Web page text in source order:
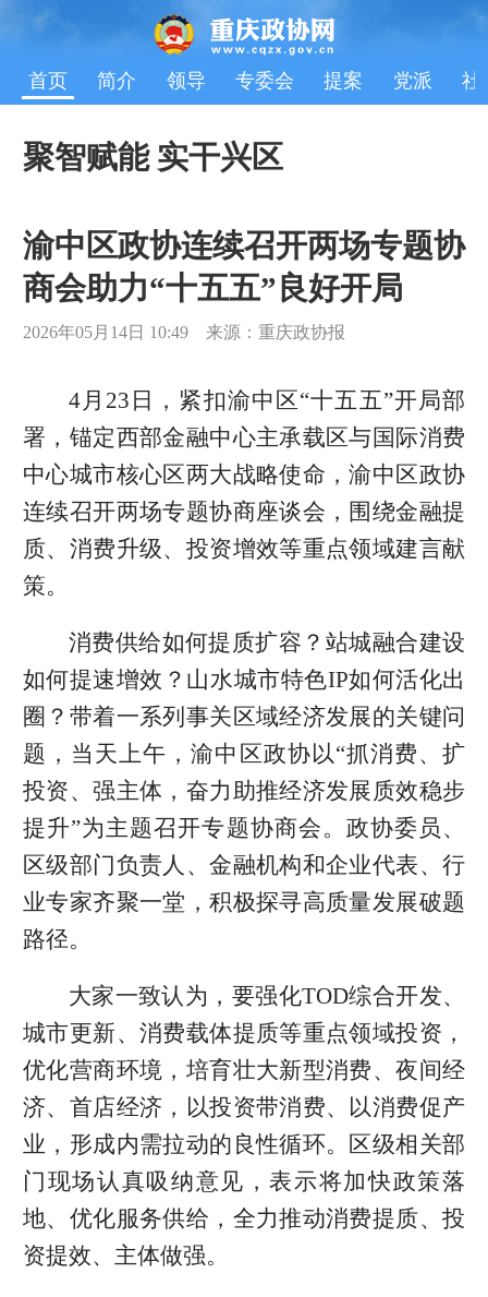
首页 简介 领导 专委会 提案 党派 社
聚智赋能 实干兴区
渝中区政协连续召开两场专题协
商会助力“十五五”良好开局
2026年05月14日 10:49 来源：重庆政协报
4月23日，紧扣渝中区“十五五”开局部
署，锚定西部金融中心主承载区与国际消费
中心城市核心区两大战略使命，渝中区政协
连续召开两场专题协商座谈会，围绕金融提
质、消费升级、投资增效等重点领域建言献
策。
消费供给如何提质扩容？站城融合建设
如何提速增效？山水城市特色IP如何活化出
圈？带着一系列事关区域经济发展的关键问
题，当天上午，渝中区政协以“抓消费、扩
投资、强主体，奋力助推经济发展质效稳步
提升”为主题召开专题协商会。政协委员、
区级部门负责人、金融机构和企业代表、行
业专家齐聚一堂，积极探寻高质量发展破题
路径。
大家一致认为，要强化TOD综合开发、
城市更新、消费载体提质等重点领域投资，
优化营商环境，培育壮大新型消费、夜间经
济、首店经济，以投资带消费、以消费促产
业，形成内需拉动的良性循环。区级相关部
门现场认真吸纳意见，表示将加快政策落
地、优化服务供给，全力推动消费提质、投
资提效、主体做强。